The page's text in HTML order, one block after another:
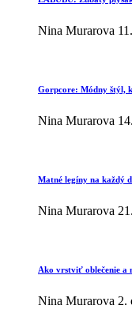
Nina Murarova
Gorpcore: Módny štýl,
Nina Murarova
Matné legíny na každý
Nina Murarova
Ako vrstviť oblečenie a
Nina Murarova 2.